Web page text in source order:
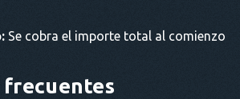
Se cobra el importe total al comienzo